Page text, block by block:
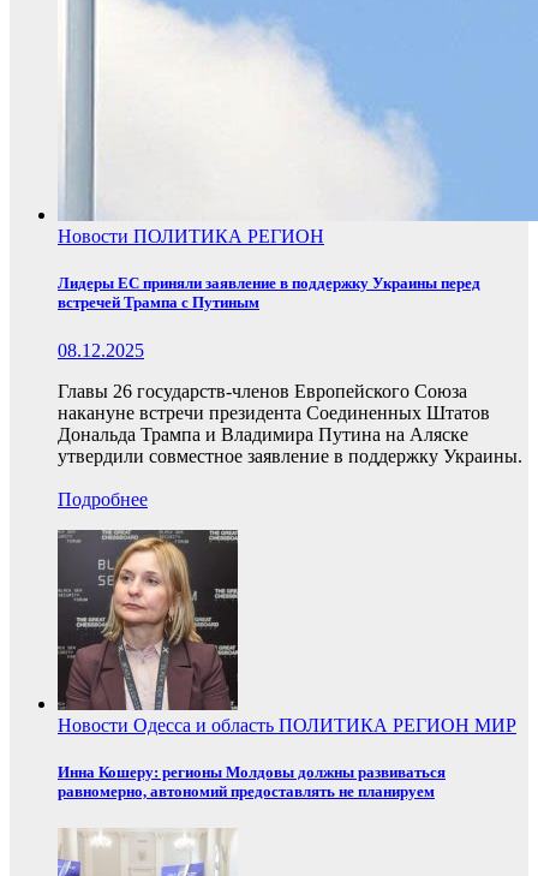
Новости ПОЛИТИКА РЕГИОН
Лидеры ЕС приняли заявление в поддержку Украины перед
встречей Трампа с Путиным
08.12.2025
Главы 26 государств-членов Европейского Союза
накануне встречи президента Соединенных Штатов
Дональда Трампа и Владимира Путина на Аляске
утвердили совместное заявление в поддержку Украины.
Подробнее
Новости Одесса и область ПОЛИТИКА РЕГИОН МИР
Инна Кошеру: регионы Молдовы должны развиваться
равномерно, автономий предоставлять не планируем